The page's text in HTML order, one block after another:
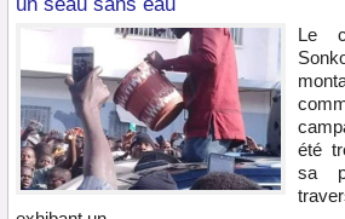
un seau sans eau
Le
été
sa